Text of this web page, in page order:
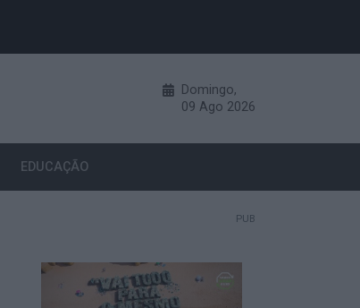
Domingo,
09 Ago 2026
EDUCAÇÃO
PUB